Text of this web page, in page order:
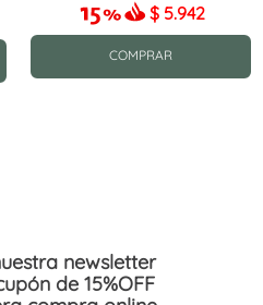
$ 5.942
COMPRAR
newsletter
de 15%OFF